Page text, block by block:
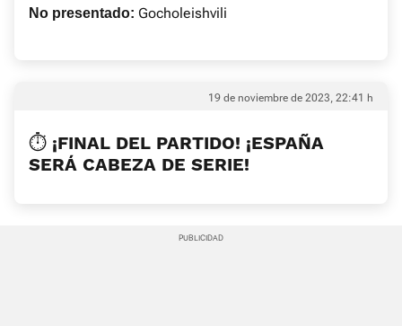
No presentado: Gocholeishvili
19 de noviembre de 2023, 22:41 h
⏱ ¡FINAL DEL PARTIDO! ¡ESPAÑA
SERÁ CABEZA DE SERIE!